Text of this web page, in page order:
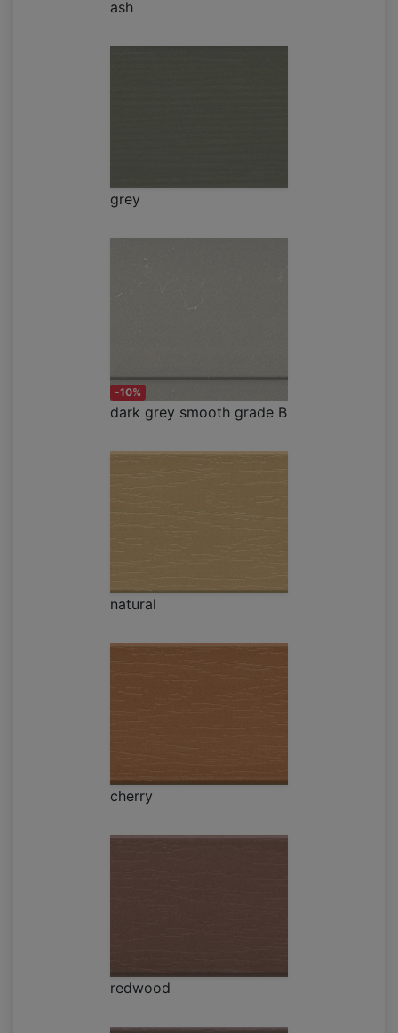
ash
grey
-10%
dark grey smooth grade B
natural
cherry
redwood